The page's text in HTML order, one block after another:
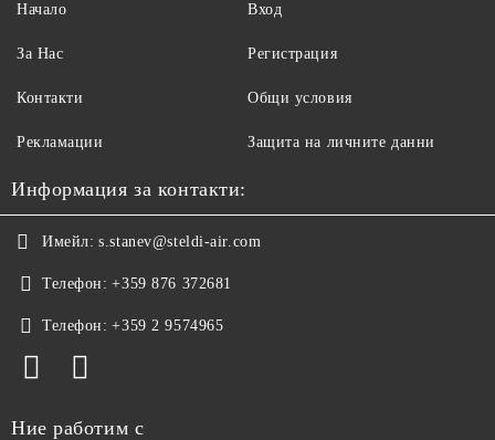
Начало
За Нас
Контакти
Рекламации
Вход
Регистрация
Общи условия
Защита на личните данни
Информация за контакти:
Имейл: s.stanev@steldi-air.com
Телефон: +359 876 372681
Телефон: +359 2 9574965
Ние работим с